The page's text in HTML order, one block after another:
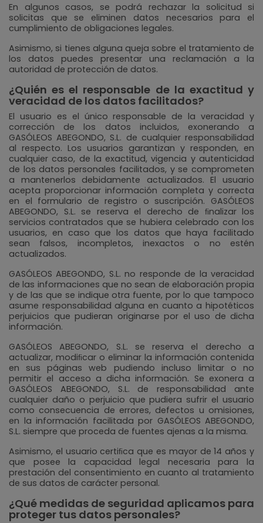
En algunos casos, se podrá rechazar la solicitud si
solicitas que se eliminen datos necesarios para el
cumplimiento de obligaciones legales.
Asimismo, si tienes alguna queja sobre el tratamiento de
los datos puedes presentar una reclamación a la
autoridad de protección de datos.
¿Quién es el responsable de la exactitud y
veracidad de los datos facilitados?
El usuario es el único responsable de la veracidad y
corrección de los datos incluidos, exonerando a
GASÓLEOS ABEGONDO, S.L. de cualquier responsabilidad
al respecto. Los usuarios garantizan y responden, en
cualquier caso, de la exactitud, vigencia y autenticidad
de los datos personales facilitados, y se comprometen
a mantenerlos debidamente actualizados. El usuario
acepta proporcionar información completa y correcta
en el formulario de registro o suscripción. GASÓLEOS
ABEGONDO, S.L. se reserva el derecho de ﬁnalizar los
servicios contratados que se hubiera celebrado con los
usuarios, en caso que los datos que haya facilitado
sean falsos, incompletos, inexactos o no estén
actualizados.
GASÓLEOS ABEGONDO, S.L. no responde de la veracidad
de las informaciones que no sean de elaboración propia
y de las que se indique otra fuente, por lo que tampoco
asume responsabilidad alguna en cuanto a hipotéticos
perjuicios que pudieran originarse por el uso de dicha
información.
GASÓLEOS ABEGONDO, S.L. se reserva el derecho a
actualizar, modiﬁcar o eliminar la información contenida
en sus páginas web pudiendo incluso limitar o no
permitir el acceso a dicha información. Se exonera a
GASÓLEOS ABEGONDO, S.L. de responsabilidad ante
cualquier daño o perjuicio que pudiera sufrir el usuario
como consecuencia de errores, defectos u omisiones,
en la información facilitada por GASÓLEOS ABEGONDO,
S.L. siempre que proceda de fuentes ajenas a la misma.
Asimismo, el usuario certiﬁca que es mayor de 14 años y
que posee la capacidad legal necesaria para la
prestación del consentimiento en cuanto al tratamiento
de sus datos de carácter personal.
¿Qué medidas de seguridad aplicamos para
proteger tus datos personales?